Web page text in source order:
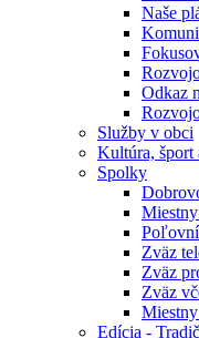
Naše
Odkaz
Služby v obci
Kultúra, šport
Spolky
Zväz
Zväz
Zväz
Edícia -